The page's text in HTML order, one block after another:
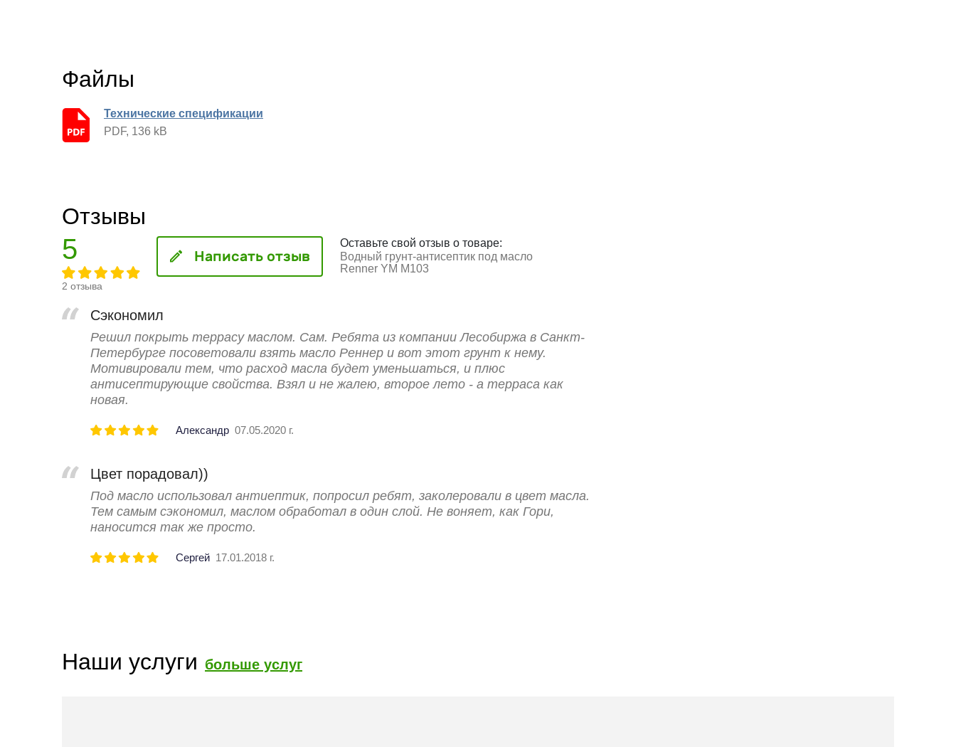
Файлы
Технические спецификации
PDF, 136 kB
Отзывы
5
2 отзыва
Написать отзыв
Оставьте свой отзыв о товаре:
Водный грунт-антисептик под масло
Renner YМ М103
Сэкономил
Решил покрыть террасу маслом. Сам. Ребята из компании Лесобиржа в Санкт-
Петербурге посоветовали взять масло Реннер и вот этот грунт к нему.
Мотивировали тем, что расход масла будет уменьшаться, и плюс
антисептирующие свойства. Взял и не жалею, второе лето - а терраса как
новая.
Александр 07.05.2020 г.
Цвет порадовал))
Под масло использовал антиептик, попросил ребят, заколеровали в цвет масла.
Тем самым сэкономил, маслом обработал в один слой. Не воняет, как Гори,
наносится так же просто.
Сергей 17.01.2018 г.
Наши услуги больше услуг